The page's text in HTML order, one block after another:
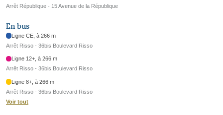
Arrêt République - 15 Avenue de la République
En bus
Ligne CE, à 266 m
Arrêt Risso - 36bis Boulevard Risso
Ligne 12+, à 266 m
Arrêt Risso - 36bis Boulevard Risso
Ligne 8+, à 266 m
Arrêt Risso - 36bis Boulevard Risso
Voir tout